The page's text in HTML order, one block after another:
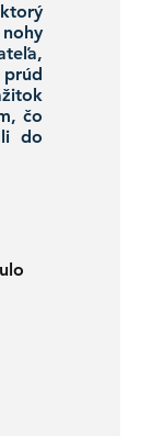
čo
do